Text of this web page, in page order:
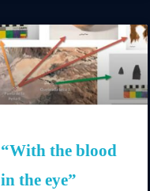
“With the blood
in the eye”